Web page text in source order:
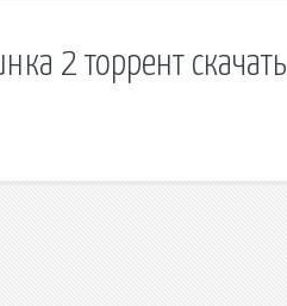
2 торрент скачать